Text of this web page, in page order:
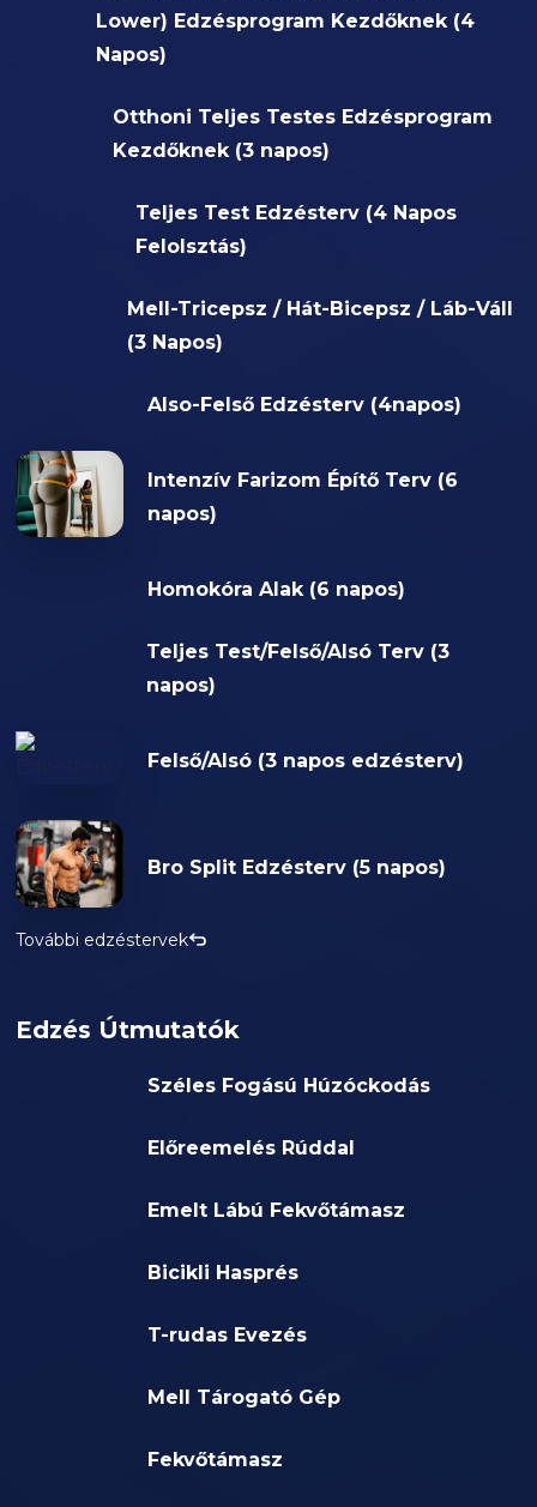
Lower) Edzésprogram Kezdőknek (4
Napos)
Otthoni Teljes Testes Edzésprogram
Kezdőknek (3 napos)
Teljes Test Edzésterv (4 Napos
Felolsztás)
Mell-Tricepsz / Hát-Bicepsz / Láb-Váll
(3 Napos)
Also-Felső Edzésterv (4napos)
Intenzív Farizom Építő Terv (6
napos)
Homokóra Alak (6 napos)
Teljes Test/Felső/Alsó Terv (3
napos)
Felső/Alsó (3 napos edzésterv)
Bro Split Edzésterv (5 napos)
További edzéstervek
Edzés Útmutatók
Széles Fogású Húzóckodás
Előreemelés Rúddal
Emelt Lábú Fekvőtámasz
Bicikli Hasprés
T-rudas Evezés
Mell Tárogató Gép
Fekvőtámasz